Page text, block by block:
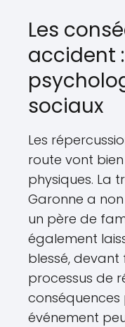
Les
accident
sociaux
Les
route vont
physiques. La
Garonne a
un père de
également
blessé,
processus de
événement